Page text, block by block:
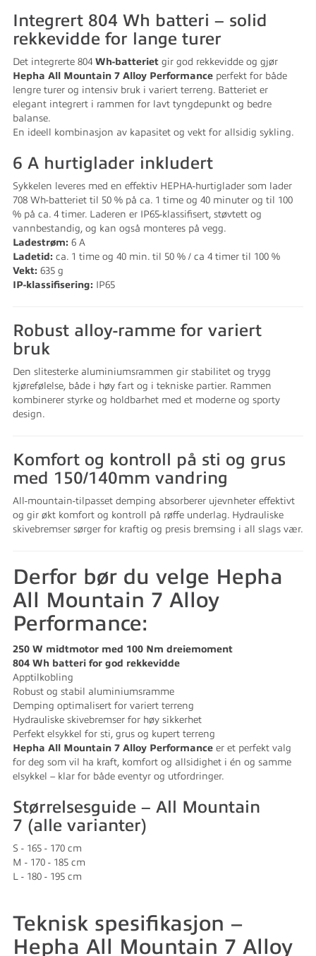
Integrert 804 Wh batteri – solid
rekkevidde for lange turer
Det integrerte 804 Wh-batteriet gir god rekkevidde og gjør
Hepha All Mountain 7 Alloy Performance perfekt for både
lengre turer og intensiv bruk i variert terreng. Batteriet er
elegant integrert i rammen for lavt tyngdepunkt og bedre
balanse.
En ideell kombinasjon av kapasitet og vekt for allsidig sykling.
6 A hurtiglader inkludert
Sykkelen leveres med en effektiv HEPHA-hurtiglader som lader
708 Wh-batteriet til 50 % på ca. 1 time og 40 minuter og til 100
% på ca. 4 timer. Laderen er IP65-klassifisert, støvtett og
vannbestandig, og kan også monteres på vegg.
Ladestrøm: 6 A
Ladetid: ca. 1 time og 40 min. til 50 % / ca 4 timer til 100 %
Vekt: 635 g
IP-klassifisering: IP65
Robust alloy-ramme for variert
bruk
Den slitesterke aluminiumsrammen gir stabilitet og trygg
kjørefølelse, både i høy fart og i tekniske partier. Rammen
kombinerer styrke og holdbarhet med et moderne og sporty
design.
Komfort og kontroll på sti og grus
med 150/140mm vandring
All-mountain-tilpasset demping absorberer ujevnheter effektivt
og gir økt komfort og kontroll på røffe underlag. Hydrauliske
skivebremser sørger for kraftig og presis bremsing i all slags vær.
Derfor bør du velge Hepha
All Mountain 7 Alloy
Performance:
250 W midtmotor med 100 Nm dreiemoment
804 Wh batteri for god rekkevidde
Apptilkobling
Robust og stabil aluminiumsramme
Demping optimalisert for variert terreng
Hydrauliske skivebremser for høy sikkerhet
Perfekt elsykkel for sti, grus og kupert terreng
Hepha All Mountain 7 Alloy Performance er et perfekt valg
for deg som vil ha kraft, komfort og allsidighet i én og samme
elsykkel – klar for både eventyr og utfordringer.
Størrelsesguide – All Mountain
7 (alle varianter)
S - 165 - 170 cm
M - 170 - 185 cm
L - 180 - 195 cm
Teknisk spesifikasjon –
Hepha All Mountain 7 Alloy